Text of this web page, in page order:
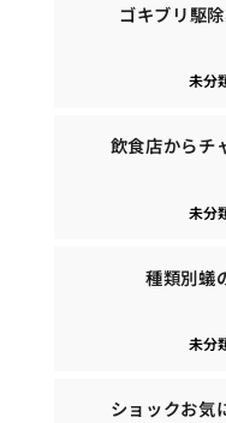
ゴキブリ駆
未分
飲食店からチ
未分
種類別蟻
未分
ショックお気